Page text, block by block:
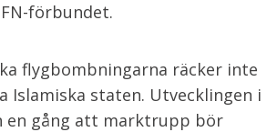
förbundet.
flygbombningarna räcker inte
Islamiska staten. Utvecklingen i
en gång att marktrupp bör